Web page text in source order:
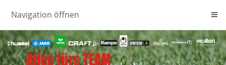
Navigation öffnen